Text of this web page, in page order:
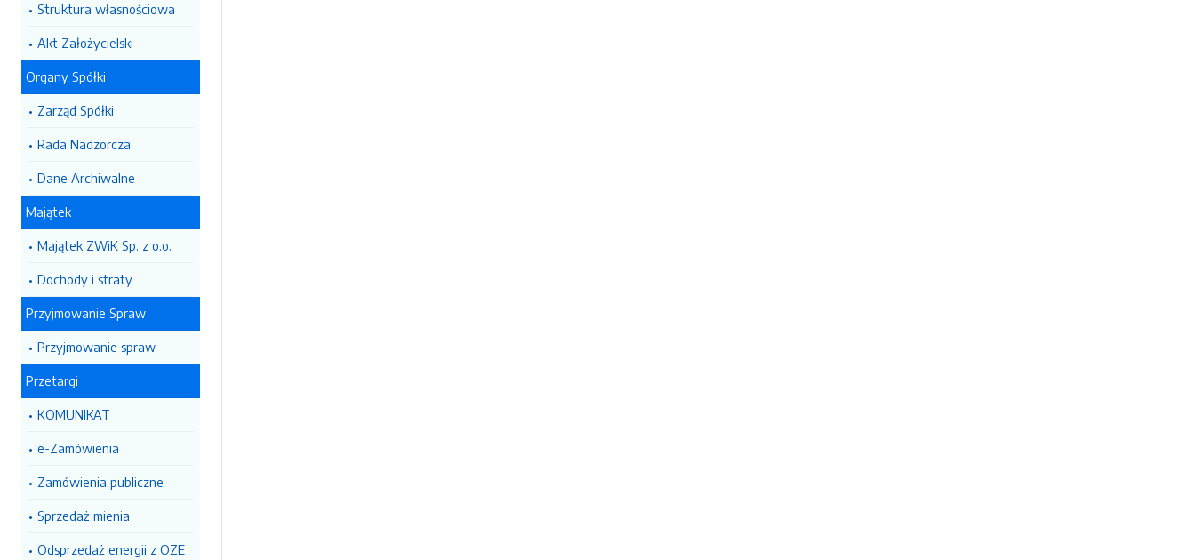
Struktura własnościowa
Akt Założycielski
Organy Spółki
Zarząd Spółki
Rada Nadzorcza
Dane Archiwalne
Majątek
Majątek ZWiK Sp. z o.o.
Dochody i straty
Przyjmowanie Spraw
Przyjmowanie spraw
Przetargi
KOMUNIKAT
e-Zamówienia
Zamówienia publiczne
Sprzedaż mienia
Odsprzedaż energii z OZE